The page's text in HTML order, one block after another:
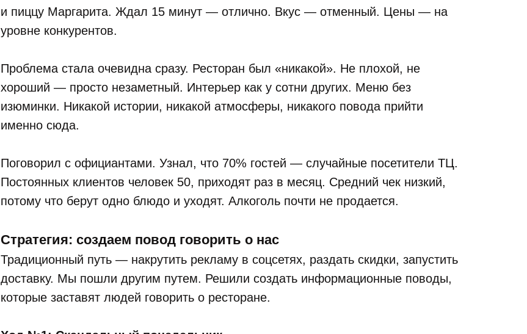
и пиццу Маргарита. Ждал 15 минут — отлично. Вкус — отменный. Цены — на
уровне конкурентов.
Проблема стала очевидна сразу. Ресторан был «никакой». Не плохой, не
хороший — просто незаметный. Интерьер как у сотни других. Меню без
изюминки. Никакой истории, никакой атмосферы, никакого повода прийти
именно сюда.
Поговорил с официантами. Узнал, что 70% гостей — случайные посетители ТЦ.
Постоянных клиентов человек 50, приходят раз в месяц. Средний чек низкий,
потому что берут одно блюдо и уходят. Алкоголь почти не продается.
Стратегия: создаем повод говорить о нас
Традиционный путь — накрутить рекламу в соцсетях, раздать скидки, запустить
доставку. Мы пошли другим путем. Решили создать информационные поводы,
которые заставят людей говорить о ресторане.